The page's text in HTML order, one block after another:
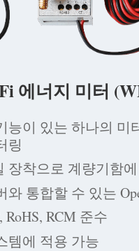
에너지 미터
능이 있는 하나의 미
링
장착으로 계량기함
와 통합할 수 있는
RoHS, RCM 준수
템에 적용 가능